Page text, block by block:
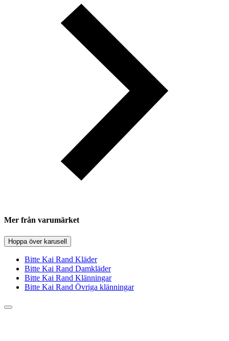
Mer från varumärket
Hoppa över karusell
Bitte Kai Rand Kläder
Bitte Kai Rand Damkläder
Bitte Kai Rand Klänningar
Bitte Kai Rand Övriga klänningar